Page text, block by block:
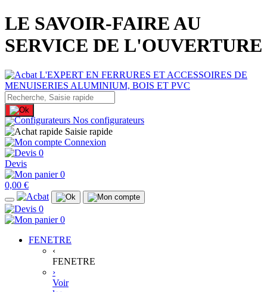
LE SAVOIR-FAIRE AU
SERVICE DE L'OUVERTURE
Nos configurateurs
Saisie rapide
Connexion
0
Devis
0
0,00 €
0
0
FENETRE
‹
FENETRE
›
Voir